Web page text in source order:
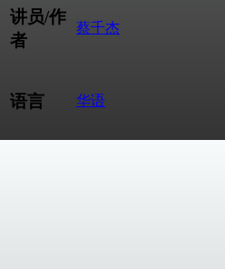
讲员/作
者
蔡千杰
语言 华语